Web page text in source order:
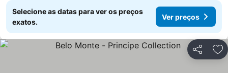
Selecione as datas para ver os preços
exatos.
Ver preços
Partilhar